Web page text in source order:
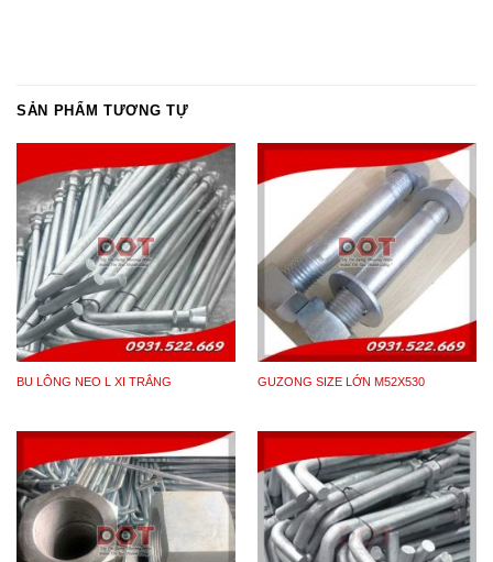
SẢN PHẨM TƯƠNG TỰ
BU LÔNG NEO L XI TRẮNG GUZONG SIZE LỚN M52X530